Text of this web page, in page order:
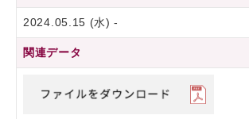
2024.05.15 (水) -
関連データ